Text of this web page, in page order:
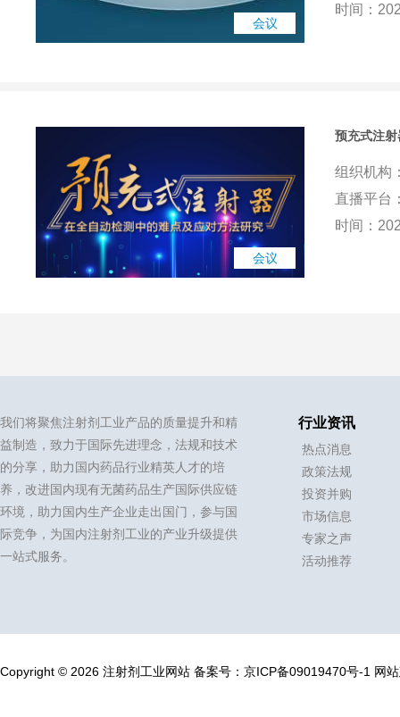
会议
时间：
会议
预充式注
组织机构
直播平台
时间：
我们将聚焦注射剂工业产品的质量提升和精
益制造，致力于国际先进理念，法规和技术
的分享，助力国内药品行业精英人才的培
养，改进国内现有无菌药品生产国际供应链
环境，助力国内生产企业走出国门，参与国
际竞争，为国内注射剂工业的产业升级提供
一站式服务。
行业资讯
热点消息
政策法规
投资并购
市场信息
专家之声
活动推荐
Copyright © 2026 注射剂工业网站 备案号： 京ICP备09019470号-1 网